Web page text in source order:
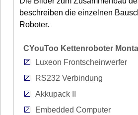
beschreiben die einzelnen
Roboter.
CYouToo Kettenroboter
Luxeon Frontscheinwerfer
RS232 Verbindung
Akkupack II
Embedded Computer